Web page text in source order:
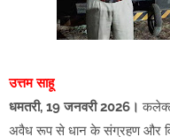
उत्तम साहू
धमतरी, 19 जनवरी 2026।
अवैध रूप से धान के संग्रहण और